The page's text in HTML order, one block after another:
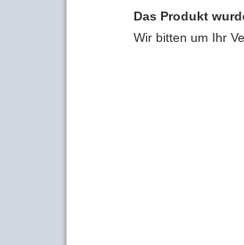
Das Produkt
Wir bitten um Ihr